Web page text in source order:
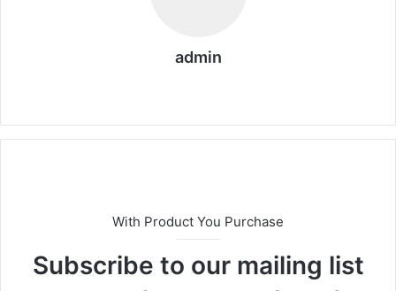
admin
eit
With Product You Purchase
Subscribe to our mailing list